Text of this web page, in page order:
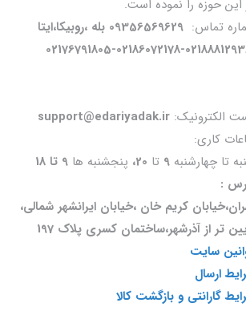
این حوزه را نموده است.
تماس:09356569629 بله ،روبیکا،ایتا
02176791805-02186072178-
الکترونیک: support@edariyadak.ir
کاری:
تا چهارشنبه9 تا 20، پنجشنبه ها 9 تا 18
:
کریم خان ،خیابان ایرانشهر شمالی،
تر از آذرشهر،ساختمان کسری پلاک 197
سایت
ارسال
گارانتی و بازگشت کالا